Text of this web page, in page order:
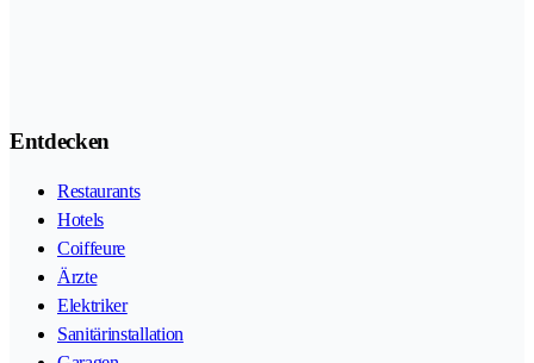
Entdecken
Restaurants
Hotels
Coiffeure
Ärzte
Elektriker
Sanitärinstallation